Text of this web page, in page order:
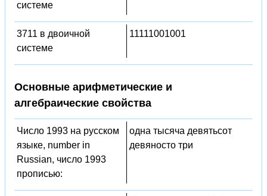
системе
3711 в двоичной
системе
11111001001
Основные арифметические и
алгебраические свойства
Число 1993 на русском
языке, number in
Russian, число 1993
прописью:
одна тысяча девятьсот
девяносто три